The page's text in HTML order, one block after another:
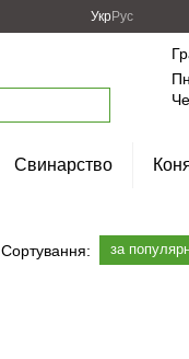
УкрРус
Свинарство
Сортування: за